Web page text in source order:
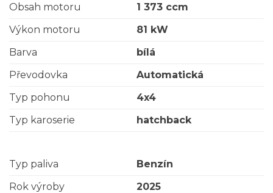
Obsah motoru
1 373 ccm
Výkon motoru
81 kW
Barva
bílá
Převodovka
Automatická
Typ pohonu
4x4
Typ karoserie
hatchback
Typ paliva
Benzín
Rok výroby
2025